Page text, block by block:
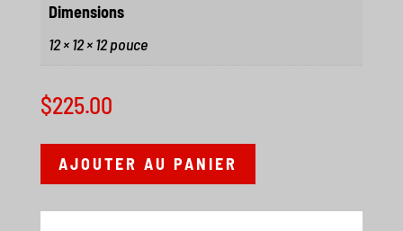
Dimensions
12 × 12 × 12 pouce
$225.00
AJOUTER AU PANIER